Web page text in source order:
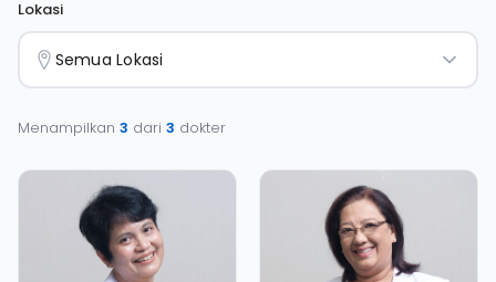
Lokasi
Semua Lokasi
Menampilkan 3 dari 3 dokter